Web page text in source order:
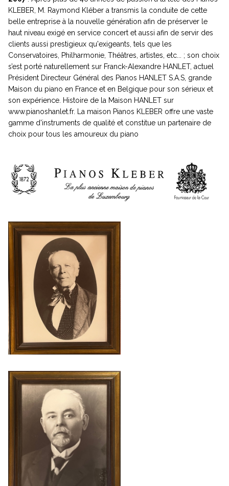
KLEBER, M. Raymond Kléber a transmis la conduite de cette
belle entreprise à la nouvelle génération afin de préserver le
haut niveau exigé en service concert et aussi afin de servir des
clients aussi prestigieux qu'exigeants, tels que les
Conservatoires, Philharmonie, Théâtres, artistes, etc... ; son choix
s’est porté naturellement sur Franck-Alexandre HANLET, actuel
Président Directeur Général des Pianos HANLET S.A.S , grande
Maison du piano en France et en Belgique pour son sérieux et
son expérience. Histoire de la Maison HANLET sur
www.pianoshanlet.fr. La maison Pianos KLEBER offre une vaste
gamme d'instruments de qualité et constitue un partenaire de
choix pour tous les amoureux du piano